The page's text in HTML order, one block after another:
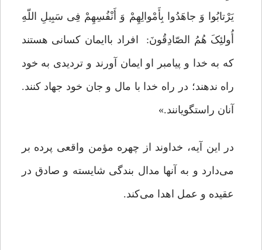
یَرْتابُوا وَ جاهَدُوا بِأَمْوالِهِمْ وَ أَنْفُسِهِمْ فِی سَبِیلِ اللّهِ
أُولئِکَ هُمُ الصّادِقُونَ‌: افراد باایمان کسانى هستند
که به خدا و پیامبر او ایمان ‌آورند و تردیدى به خود
راه ندهند؛ در راه خدا با مال و جان خود جهاد کنند.
آنان راستگویانند.»
در این آیه، خداوند از چهره مؤمن واقعی پرده بر
می‌دارد و به آنها مدال بندگی شایسته و صادق در
عقیده و عمل اهدا می‌کند.